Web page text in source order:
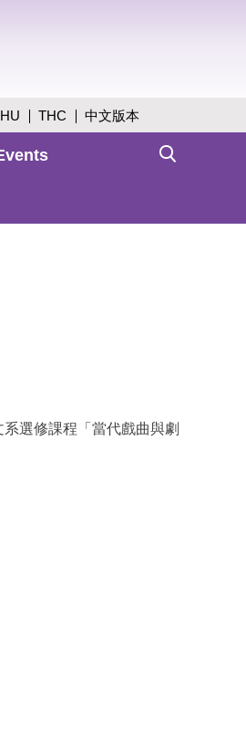
THC 中文版本
選修課程「當代戲曲與劇